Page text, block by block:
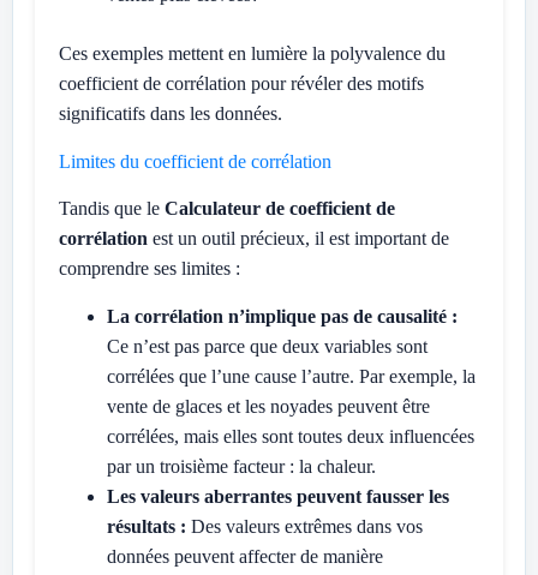
Ces exemples mettent en lumière la polyvalence du
coefficient de corrélation pour révéler des motifs
significatifs dans les données.
Limites du coefficient de corrélation
Tandis que le Calculateur de coefficient de
corrélation est un outil précieux, il est important de
comprendre ses limites :
La corrélation n’implique pas de causalité :
Ce n’est pas parce que deux variables sont
corrélées que l’une cause l’autre. Par exemple, la
vente de glaces et les noyades peuvent être
corrélées, mais elles sont toutes deux influencées
par un troisième facteur : la chaleur.
Les valeurs aberrantes peuvent fausser les
résultats : Des valeurs extrêmes dans vos
données peuvent affecter de manière